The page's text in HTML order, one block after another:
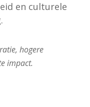
en culturele
hogere
impact.